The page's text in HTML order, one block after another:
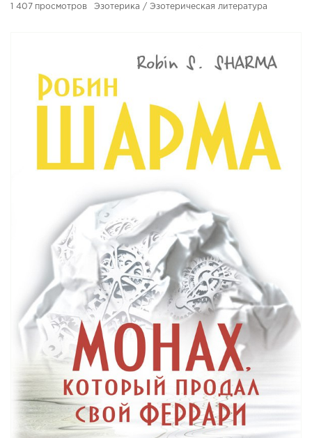
1 407 Эзотерика / Эзотерическая литература